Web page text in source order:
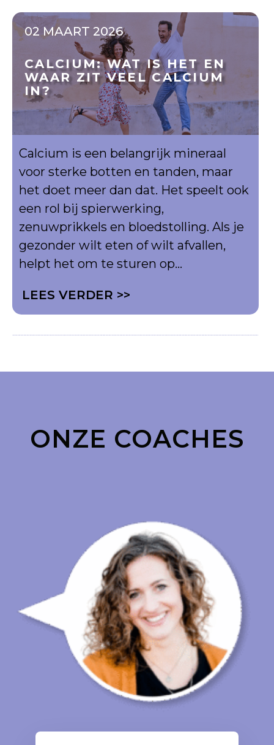
02 MAART 2026
CALCIUM: WAT IS HET EN
WAAR ZIT VEEL CALCIUM
IN?
Calcium is een belangrijk mineraal
voor sterke botten en tanden, maar
het doet meer dan dat. Het speelt ook
een rol bij spierwerking,
zenuwprikkels en bloedstolling. Als je
gezonder wilt eten of wilt afvallen,
helpt het om te sturen op...
LEES VERDER >>
ONZE COACHES